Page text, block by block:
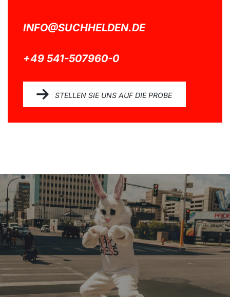
INFO@SUCHHELDEN.DE
+49 541-507960-0
STELLEN SIE UNS AUF DIE PROBE